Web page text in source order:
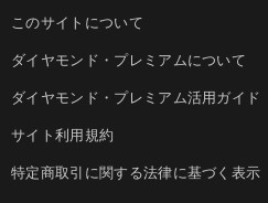
このサイトについて
ダイヤモンド・プレミアムについて
ダイヤモンド・プレミアム活用ガイド
サイト利用規約
特定商取引に関する法律に基づく表示